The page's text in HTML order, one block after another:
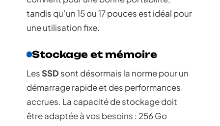
tandis qu’un 15 ou 17 pouces est idéal pour
une utilisation fixe.
Stockage et mémoire
Les SSD sont désormais la norme pour un
démarrage rapide et des performances
accrues. La capacité de stockage doit
être adaptée à vos besoins : 256 Go